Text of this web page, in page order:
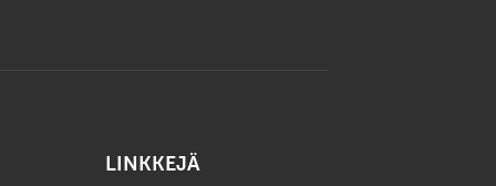
LINKKEJÄ